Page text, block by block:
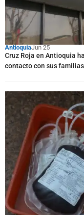
AntioquiaJun 25
Cruz Roja en Antioquia
contacto con sus familias